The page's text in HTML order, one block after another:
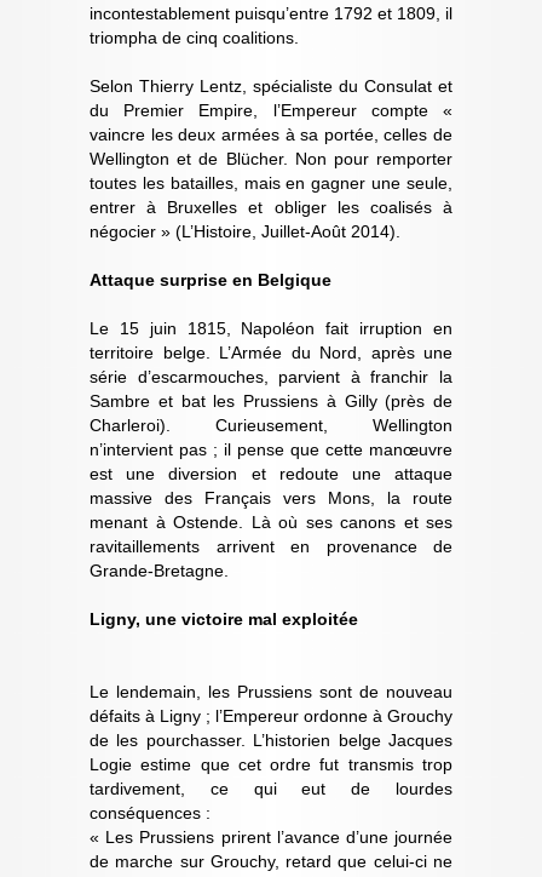
incontestablement puisqu’entre 1792 et 1809, il
triompha de cinq coalitions.
Selon Thierry Lentz, spécialiste du Consulat et
du Premier Empire, l’Empereur compte «
vaincre les deux armées à sa portée, celles de
Wellington et de Blücher. Non pour remporter
toutes les batailles, mais en gagner une seule,
entrer à Bruxelles et obliger les coalisés à
négocier » (L’Histoire, Juillet-Août 2014).
Attaque surprise en Belgique
Le 15 juin 1815, Napoléon fait irruption en
territoire belge. L’Armée du Nord, après une
série d’escarmouches, parvient à franchir la
Sambre et bat les Prussiens à Gilly (près de
Charleroi). Curieusement, Wellington
n’intervient pas ; il pense que cette manœuvre
est une diversion et redoute une attaque
massive des Français vers Mons, la route
menant à Ostende. Là où ses canons et ses
ravitaillements arrivent en provenance de
Grande-Bretagne.
Ligny, une victoire mal exploitée
Le lendemain, les Prussiens sont de nouveau
défaits à Ligny ; l’Empereur ordonne à Grouchy
de les pourchasser. L’historien belge Jacques
Logie estime que cet ordre fut transmis trop
tardivement, ce qui eut de lourdes
conséquences :
« Les Prussiens prirent l’avance d’une journée
de marche sur Grouchy, retard que celui-ci ne